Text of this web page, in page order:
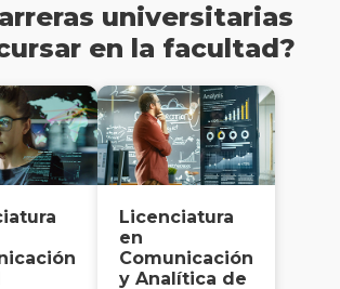
universitarias
en la facultad?
Licenciatura
en
Comunicación
y Analítica de